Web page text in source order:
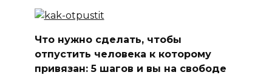
Что нужно сделать, чтобы
отпустить человека к которому
привязан: 5 шагов и вы на свободе